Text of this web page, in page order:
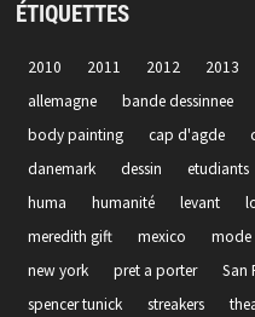
ÉTIQUETTES
2010 2011 2012 2013
allemagne
bande dessinnee
body painting
cap d'agde
danemark
dessin etudiants
huma
humanité levant
meredith gift
mexico mode
new york
pret a porter San
spencer tunick
streakers